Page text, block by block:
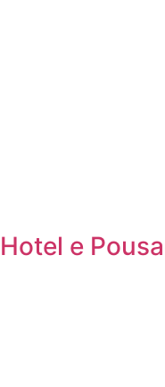
Hotel e